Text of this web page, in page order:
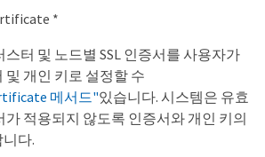
*
터 및 노드별 SSL 인증서를 사용자가
개인 키로 설정할 수
메서드"있습니다. 시스템은 유효
가 적용되지 않도록 인증서와 개인 키의
다.